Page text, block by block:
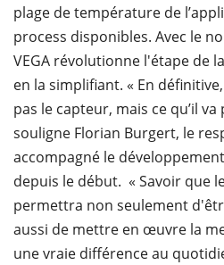
plage de température de
process disponibles. Avec le
VEGA révolutionne l'étape de
en la simplifiant. « En
pas le capteur, mais ce qu’il
souligne Florian Burgert, le
accompagné le
depuis le début. « Savoir que
permettra non seulement
aussi de mettre en œuvre la
une vraie différence au